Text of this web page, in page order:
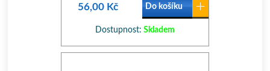
56,00 Kč Do košíku
Dostupnost: Skladem